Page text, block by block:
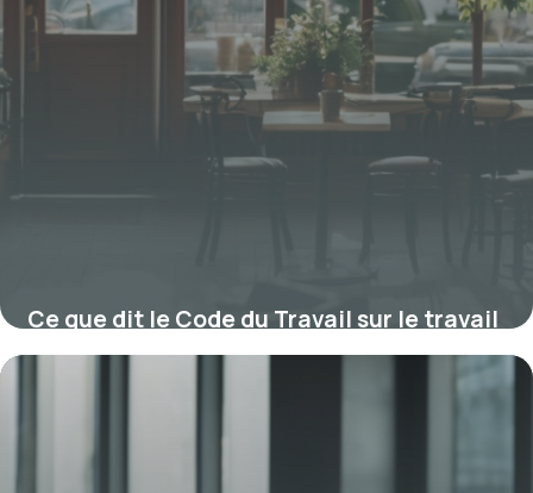
Ce que dit le Code du Travail sur le travail
le dimanche et le repos obligatoire